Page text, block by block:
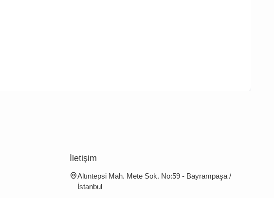
İletişim
Altıntepsi Mah. Mete Sok. No:59 - Bayrampaşa /
İstanbul